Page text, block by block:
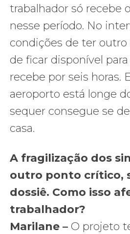
trabalhador só recebe
nesse período. No
condições de ter
de ficar disponível
recebe por seis horas.
aeroporto está longe
sequer consegue se
casa.
A fragilização dos
outro ponto crítico,
dossiê. Como isso
trabalhador?
Marilane – O projeto